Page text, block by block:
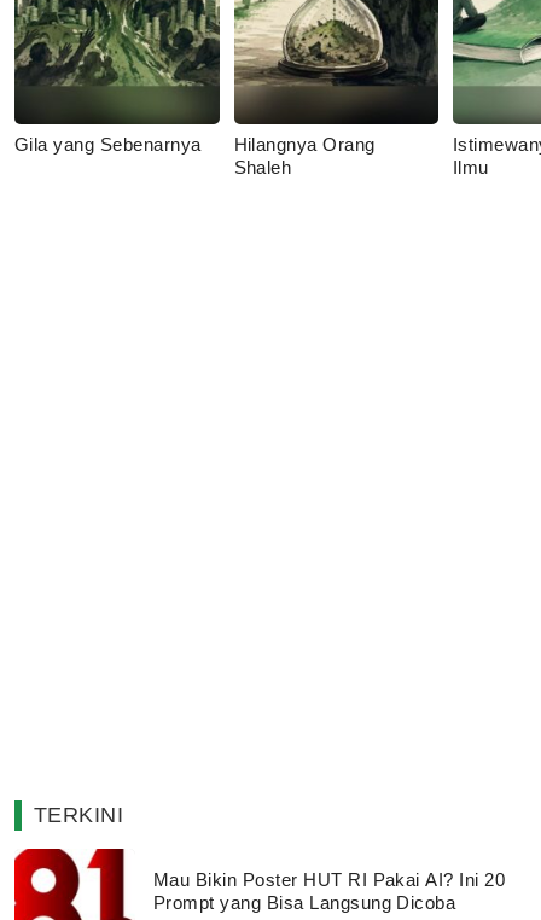
Gila yang Sebenarnya
Hilangnya Orang
Shaleh
Ilmu
TERKINI
Mau Bikin Poster HUT RI Pakai AI? Ini 20
Prompt yang Bisa Langsung Dicoba